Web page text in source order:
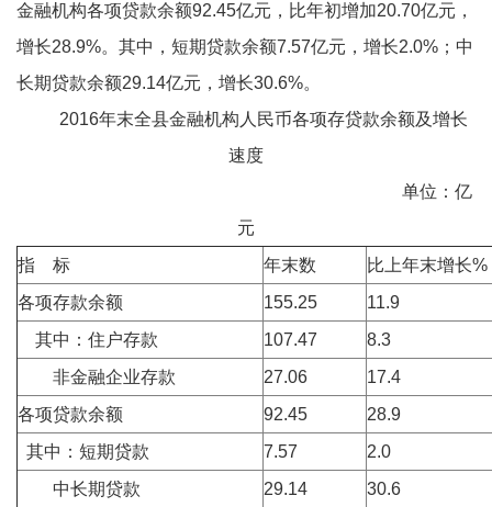
金融机构各项贷款余额92.45亿元，比年初增加20.70亿元，
增长28.9%。其中，短期贷款余额7.57亿元，增长2.0%；中
长期贷款余额29.14亿元，增长30.6%。
2016年末全县金融机构人民币各项存贷款余额及增长
速度
单位：亿
元
指 标
年末数
比上年末增长%
各项存款余额
155.25
11.9
其中：住户存款
107.47
8.3
非金融企业存款
27.06
17.4
各项贷款余额
92.45
28.9
其中：短期贷款
7.57
2.0
中长期贷款
29.14 30.6